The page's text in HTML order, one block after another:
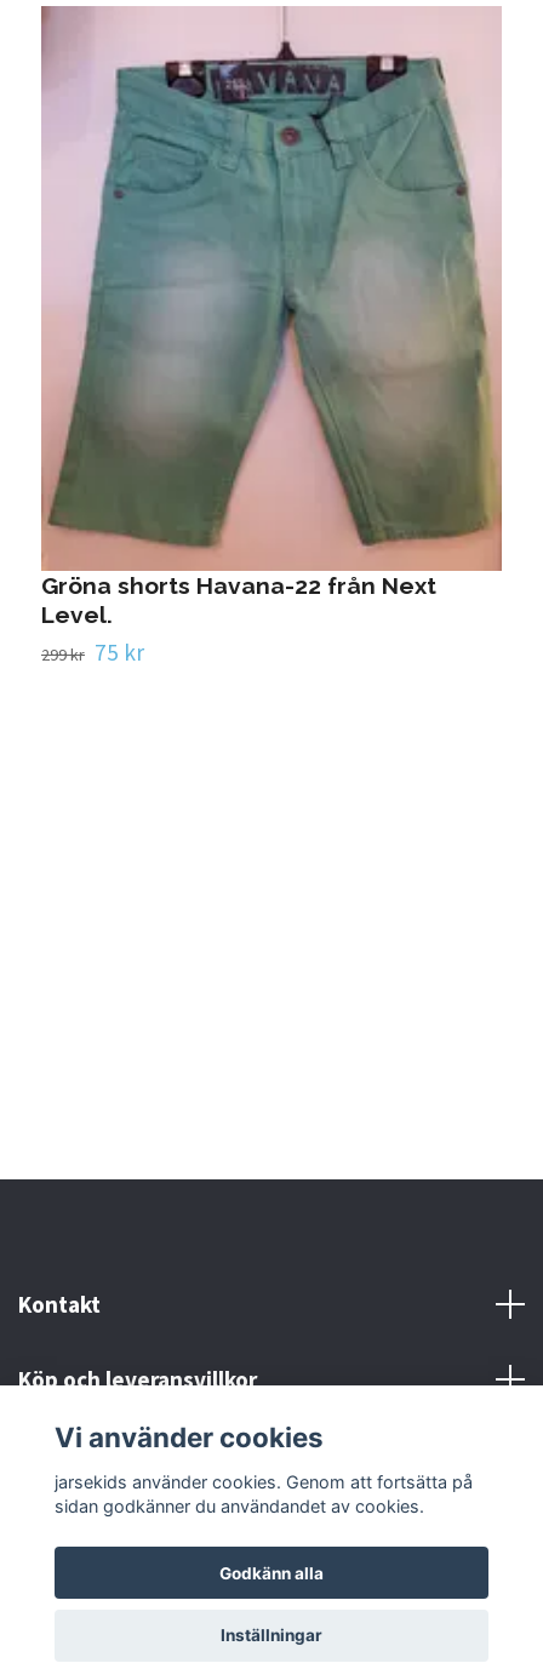
Gröna shorts Havana-22 från Next
Level.
299 kr 75 kr
Kontakt
Köp och leveransvillkor
Sociala medier
© 2026 jarsekidsPowered by Quickbutik
Vi använder cookies
jarsekids använder cookies. Genom att fortsätta på
sidan godkänner du användandet av cookies.
Godkänn alla
Inställningar